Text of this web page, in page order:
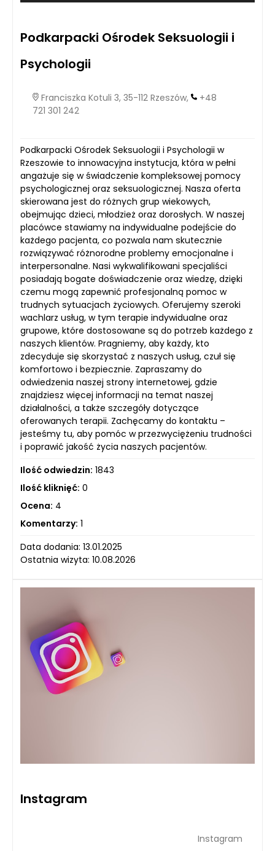
Podkarpacki Ośrodek Seksuologii i
Psychologii
Franciszka Kotuli 3, 35-112 Rzeszów,
+48
721 301 242
Podkarpacki Ośrodek Seksuologii i Psychologii w
Rzeszowie to innowacyjna instytucja, która w pełni
angażuje się w świadczenie kompleksowej pomocy
psychologicznej oraz seksuologicznej. Nasza oferta
skierowana jest do różnych grup wiekowych,
obejmując dzieci, młodzież oraz dorosłych. W naszej
placówce stawiamy na indywidualne podejście do
każdego pacjenta, co pozwala nam skutecznie
rozwiązywać różnorodne problemy emocjonalne i
interpersonalne. Nasi wykwalifikowani specjaliści
posiadają bogate doświadczenie oraz wiedzę, dzięki
czemu mogą zapewnić profesjonalną pomoc w
trudnych sytuacjach życiowych. Oferujemy szeroki
wachlarz usług, w tym terapie indywidualne oraz
grupowe, które dostosowane są do potrzeb każdego z
naszych klientów. Pragniemy, aby każdy, kto
zdecyduje się skorzystać z naszych usług, czuł się
komfortowo i bezpiecznie. Zapraszamy do
odwiedzenia naszej strony internetowej, gdzie
znajdziesz więcej informacji na temat naszej
działalności, a także szczegóły dotyczące
oferowanych terapii. Zachęcamy do kontaktu –
jesteśmy tu, aby pomóc w przezwyciężeniu trudności
i poprawić jakość życia naszych pacjentów.
Ilość odwiedzin: 1843
Ilość kliknięć: 0
Ocena: 4
Komentarzy: 1
Data dodania: 13.01.2025
Ostatnia wizyta: 10.08.2026
Instagram
Instagram